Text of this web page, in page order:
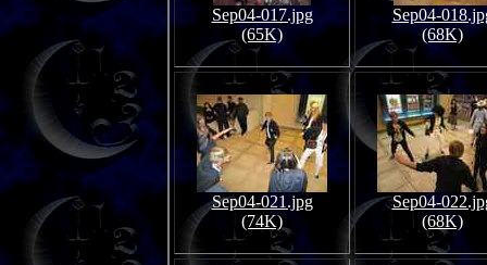
Sep04-017.jpg
(65K)
Sep04-
(68K)
Sep04-021.jpg
(74K)
Sep04-
(68K)